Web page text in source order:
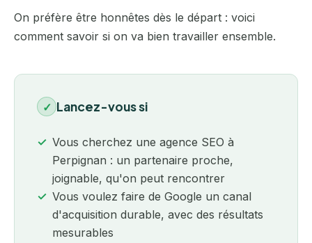
On préfère être honnêtes dès le départ : voici
comment savoir si on va bien travailler ensemble.
✓ Lancez-vous si
Vous cherchez une agence SEO à
Perpignan : un partenaire proche,
joignable, qu'on peut rencontrer
Vous voulez faire de Google un canal
d'acquisition durable, avec des résultats
mesurables